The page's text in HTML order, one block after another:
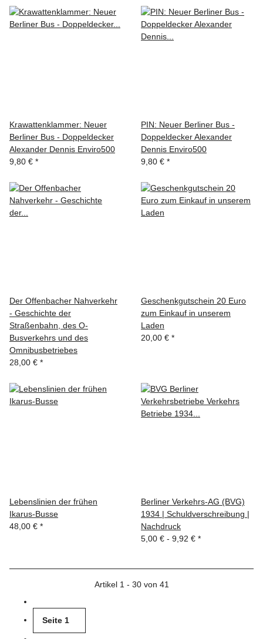
Krawattenklammer: Neuer
Berliner Bus - Doppeldecker
Alexander Dennis Enviro500
9,80 € *
PIN: Neuer Berliner Bus -
Doppeldecker Alexander
Dennis Enviro500
9,80 € *
Der Offenbacher Nahverkehr
- Geschichte der
Straßenbahn, des O-
Busverkehrs und des
Omnibusbetriebes
28,00 € *
Geschenkgutschein 20 Euro
zum Einkauf in unserem
Laden
20,00 € *
Lebenslinien der frühen
Ikarus-Busse
48,00 € *
Berliner Verkehrs-AG (BVG)
1934 | Schuldverschreibung |
Nachdruck
5,00 € - 9,92 € *
Artikel 1 - 30 von 41
Seite 1